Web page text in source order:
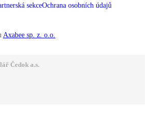
sekceOchrana osobních údajů
Axabee sp. z. o.o.
Čedok a.s.